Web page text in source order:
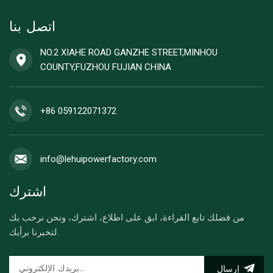
اتصل بنا
NO.2 XIAHE ROAD GANZHE STREET,MINHOU
COUNTY,FUZHOU FUJIAN CHINA
+86 059122071372
info@lehuipowerfactory.com
اشترك
من فضلك تابع القراءة، ابق على اطلاع، اشترك، ونحن نرحب بك
لتخبرنا برأيك.
إرسال